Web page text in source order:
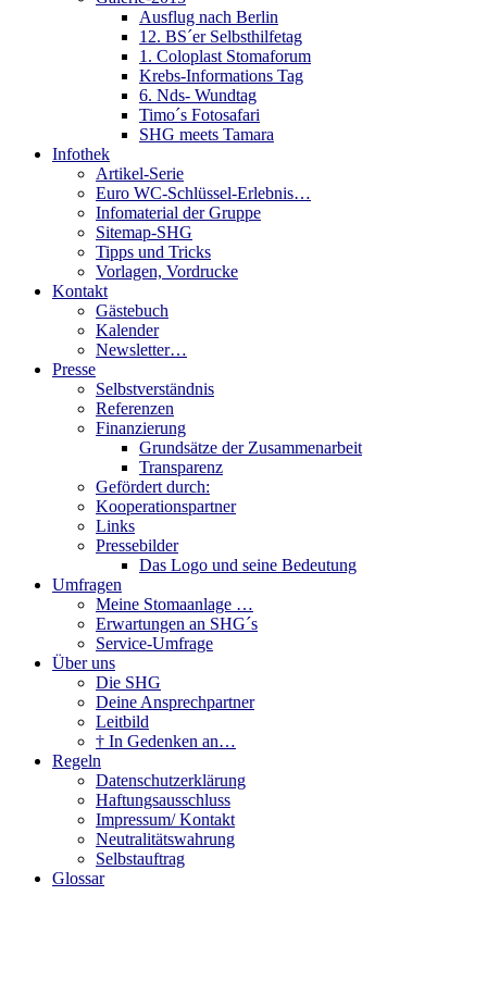
Ausflug nach Berlin
12. BS´er Selbsthilfetag
1. Coloplast Stomaforum
Krebs-Informations Tag
6. Nds- Wundtag
Timo´s Fotosafari
SHG meets Tamara
Infothek
Artikel-Serie
Euro WC-Schlüssel-Erlebnis…
Infomaterial der Gruppe
Sitemap-SHG
Tipps und Tricks
Vorlagen, Vordrucke
Kontakt
Gästebuch
Kalender
Newsletter…
Presse
Selbstverständnis
Referenzen
Finanzierung
Grundsätze der Zusammenarbeit
Transparenz
Gefördert durch:
Kooperationspartner
Links
Pressebilder
Das Logo und seine Bedeutung
Umfragen
Meine Stomaanlage …
Erwartungen an SHG´s
Service-Umfrage
Über uns
Die SHG
Deine Ansprechpartner
Leitbild
† In Gedenken an…
Regeln
Datenschutzerklärung
Haftungsausschluss
Impressum/ Kontakt
Neutralitätswahrung
Selbstauftrag
Glossar